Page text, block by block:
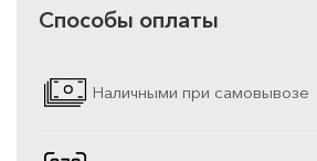
Способы оплаты
Наличными при самовывозе